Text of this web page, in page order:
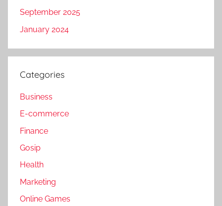
September 2025
January 2024
Categories
Business
E-commerce
Finance
Gosip
Health
Marketing
Online Games